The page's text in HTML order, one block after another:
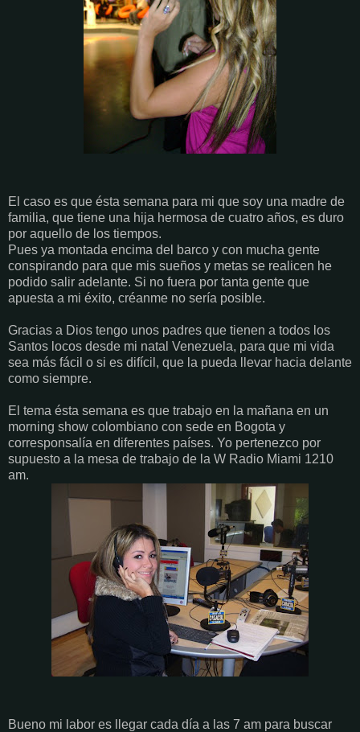
El caso es que ésta semana para mi que soy una madre de
familia, que tiene una hija hermosa de cuatro años, es duro
por aquello de los tiempos.
Pues ya montada encima del barco y con mucha gente
conspirando para que mis sueños y metas se realicen he
podido salir adelante. Si no fuera por tanta gente que
apuesta a mi éxito, créanme no sería posible.
Gracias a Dios tengo unos padres que tienen a todos los
Santos locos desde mi natal Venezuela, para que mi vida
sea más fácil o si es difícil, que la pueda llevar hacia delante
como siempre.
El tema ésta semana es que trabajo en la mañana en un
morning show colombiano con sede en Bogota y
corresponsalía en diferentes países. Yo pertenezco por
supuesto a la mesa de trabajo de la W Radio Miami 1210
am.
Bueno mi labor es llegar cada día a las 7 am para buscar